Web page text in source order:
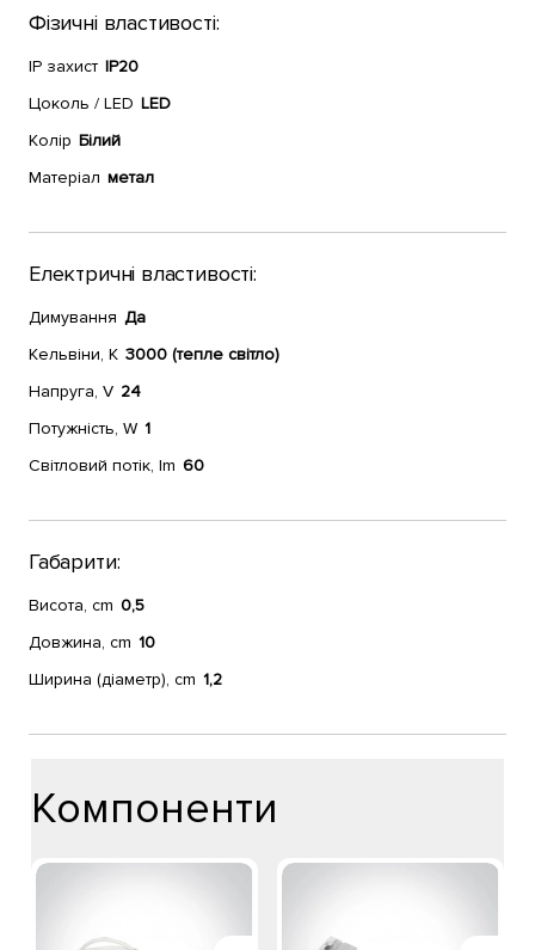
Фізичні властивості:
IP захист IP20
Цоколь / LED LED
Колір Білий
Матеріал метал
Електричні властивості:
Димування Да
Кельвіни, К 3000 (тепле світло)
Напруга, V 24
Потужність, W 1
Світловий потік, lm 60
Габарити:
Висота, cm 0,5
Довжина, cm 10
Ширина (діаметр), cm 1,2
Компоненти